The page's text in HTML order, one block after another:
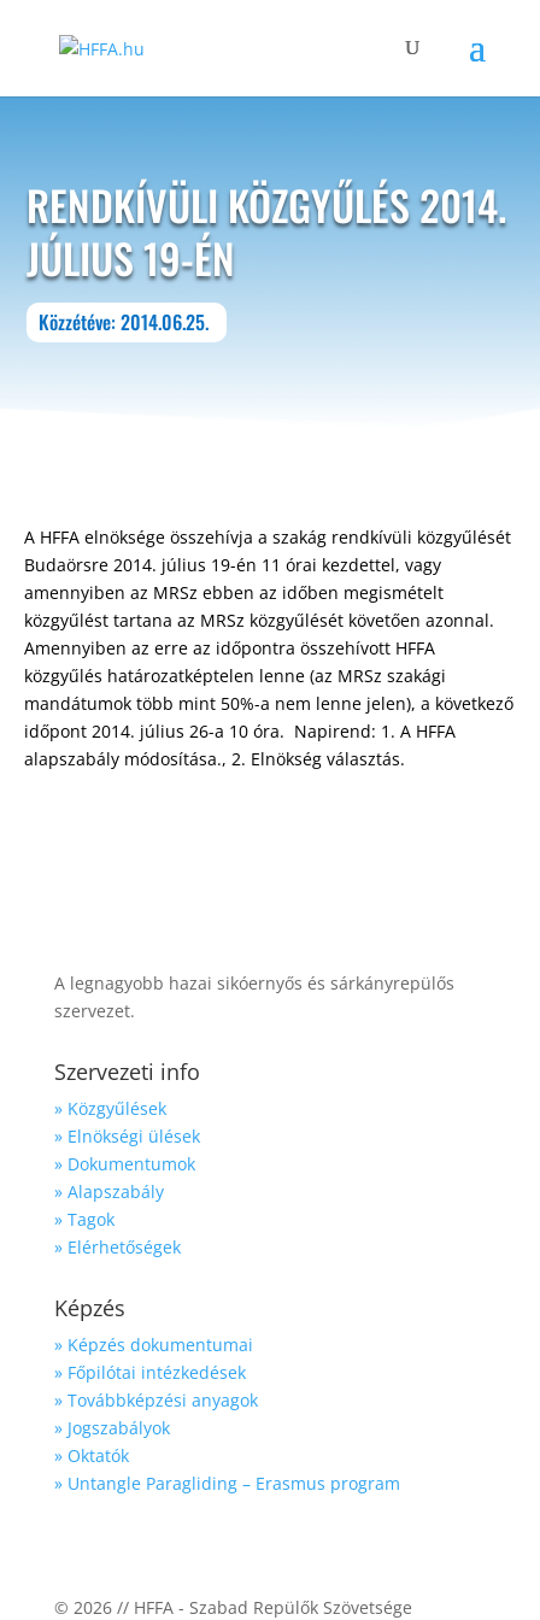
RENDKÍVÜLI KÖZGYŰLÉS 2014.
JÚLIUS 19-ÉN
Közzétéve: 2014.06.25.
A HFFA elnöksége összehívja a szakág rendkívüli közgyűlését
Budaörsre 2014. július 19-én 11 órai kezdettel, vagy
amennyiben az MRSz ebben az időben megismételt
közgyűlést tartana az MRSz közgyűlését követően azonnal.
Amennyiben az erre az időpontra összehívott HFFA
közgyűlés határozatképtelen lenne (az MRSz szakági
mandátumok több mint 50%-a nem lenne jelen), a következő
időpont 2014. július 26-a 10 óra. Napirend: 1. A HFFA
alapszabály módosítása., 2. Elnökség választás.
A legnagyobb hazai sikóernyős és sárkányrepülős
szervezet.
Szervezeti info
» Közgyűlések
» Elnökségi ülések
» Dokumentumok
» Alapszabály
» Tagok
» Elérhetőségek
Képzés
» Képzés dokumentumai
» Főpilótai intézkedések
» Továbbképzési anyagok
» Jogszabályok
» Oktatók
» Untangle Paragliding – Erasmus program
© 2026 // HFFA - Szabad Repülők Szövetsége